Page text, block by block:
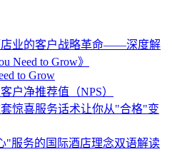
店业的客户战略革命——深度解
Need to Grow》
to Grow
户净推荐值（NPS）
惊喜服务话术让你从"合格"变
"服务的国际酒店理念双语解读